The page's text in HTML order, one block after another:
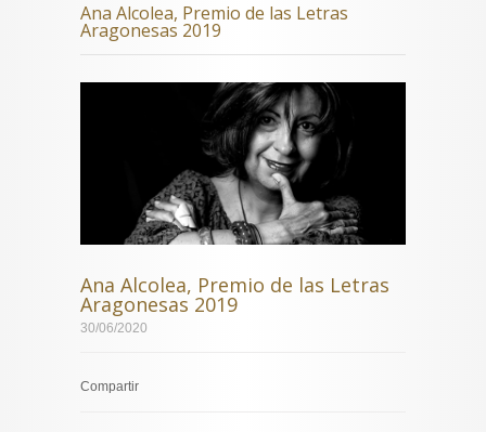
Ana Alcolea, Premio de las Letras
Aragonesas 2019
Ana Alcolea, Premio de las Letras
Aragonesas 2019
30/06/2020
Compartir